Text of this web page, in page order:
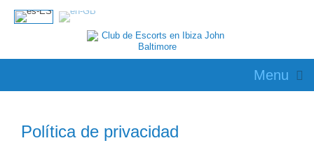
Menu
Política de privacidad